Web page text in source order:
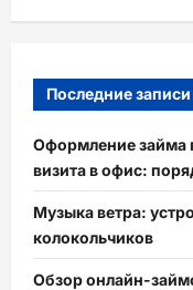
Последние записи
Оформление займа
визита в офис:
Музыка ветра:
колокольчиков
Обзор онлайн-